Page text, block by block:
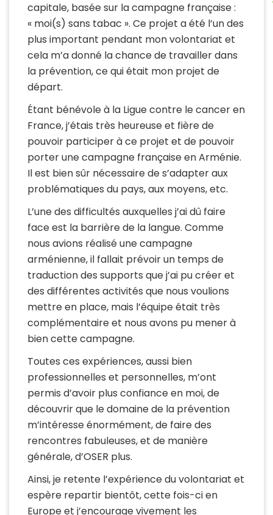
capitale, basée sur la campagne française :
« moi(s) sans tabac ». Ce projet a été l’un des
plus important pendant mon volontariat et
cela m’a donné la chance de travailler dans
la prévention, ce qui était mon projet de
départ.
Étant bénévole à la Ligue contre le cancer en
France, j’étais très heureuse et fière de
pouvoir participer à ce projet et de pouvoir
porter une campagne française en Arménie.
Il est bien sûr nécessaire de s’adapter aux
problématiques du pays, aux moyens, etc.
L’une des difficultés auxquelles j’ai dû faire
face est la barrière de la langue. Comme
nous avions réalisé une campagne
arménienne, il fallait prévoir un temps de
traduction des supports que j’ai pu créer et
des différentes activités que nous voulions
mettre en place, mais l’équipe était très
complémentaire et nous avons pu mener à
bien cette campagne.
Toutes ces expériences, aussi bien
professionnelles et personnelles, m’ont
permis d’avoir plus confiance en moi, de
découvrir que le domaine de la prévention
m’intéresse énormément, de faire des
rencontres fabuleuses, et de manière
générale, d’OSER plus.
Ainsi, je retente l’expérience du volontariat et
espère repartir bientôt, cette fois-ci en
Europe et j’encourage vivement les